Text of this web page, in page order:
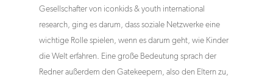
Gesellschafter von iconkids & youth international
research, ging es darum, dass soziale Netzwerke eine
wichtige Rolle spielen, wenn es darum geht, wie Kinder
die Welt erfahren. Eine große Bedeutung sprach der
Redner außerdem den Gatekeepern, also den Eltern zu,